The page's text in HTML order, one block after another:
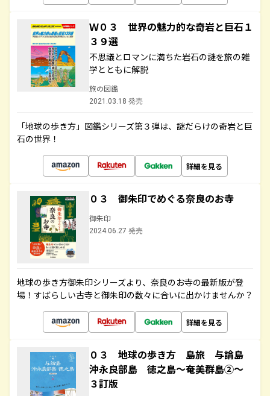
Ｗ０３ 世界の魅力的な奇岩と巨石１
３９選
不思議とロマンに満ちた岩石の謎を旅の雑
学とともに解説
旅の図鑑
2021.03.18 発売
「地球の歩き方」図鑑シリーズ第３弾は、謎だらけの奇岩と巨
石の世界！
詳細を見る
０３ 御朱印でめぐる奈良のお寺
御朱印
2024.06.27 発売
地球の歩き方御朱印シリーズより、奈良のお寺の最新版が登
場！すばらしい古寺と御朱印の数々に合いに出かけませんか？
詳細を見る
０３ 地球の歩き方 島旅 与論島
沖永良部島 徳之島～奄美群島②～
３訂版